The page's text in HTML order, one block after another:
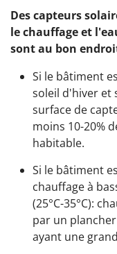
Des capteurs
le chauffage et
sont au bon
Si le bâtiment
soleil d'hiver et
surface de
moins 10-20%
habitable.
Si le bâtiment
chauffage à
(25°C-35°C):
par un
ayant une